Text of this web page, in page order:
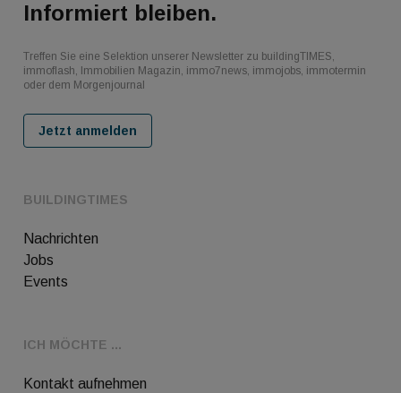
BUILDINGTIMES
Nachrichten
Jobs
Events
ICH MÖCHTE ...
Kontakt aufnehmen
Informiert bleiben.
Treffen Sie eine Selektion unserer Newsletter zu buildingTIMES,
immoflash, Immobilien Magazin, immo7news, immojobs, immotermin
oder dem Morgenjournal
Jetzt anmelden